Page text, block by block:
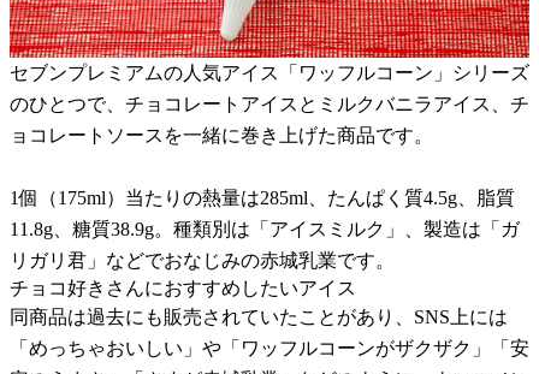
セブンプレミアムの人気アイス「ワッフルコーン」シリーズ
のひとつで、チョコレートアイスとミルクバニラアイス、チ
ョコレートソースを一緒に巻き上げた商品です。
1個（175ml）当たりの熱量は285ml、たんぱく質4.5g、脂質
11.8g、糖質38.9g。種類別は「アイスミルク」、製造は「ガ
リガリ君」などでおなじみの赤城乳業です。
チョコ好きさんにおすすめしたいアイス
同商品は過去にも販売されていたことがあり、SNS上には
「めっちゃおいしい」や「ワッフルコーンがザクザク」「安